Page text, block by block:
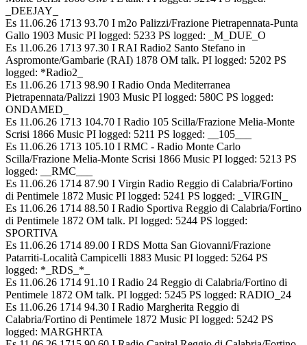
_DEEJAY_
Es 11.06.26 1713 93.70 I m2o Palizzi/Frazione Pietrapennata-Punta
Gallo 1903 Music PI logged: 5233 PS logged: _M_DUE_O
Es 11.06.26 1713 97.30 I RAI Radio2 Santo Stefano in
Aspromonte/Gambarie (RAI) 1878 OM talk. PI logged: 5202 PS
logged: *Radio2_
Es 11.06.26 1713 98.90 I Radio Onda Mediterranea
Pietrapennata/Palizzi 1903 Music PI logged: 580C PS logged:
ONDAMED_
Es 11.06.26 1713 104.70 I Radio 105 Scilla/Frazione Melia-Monte
Scrisi 1866 Music PI logged: 5211 PS logged: __105___
Es 11.06.26 1713 105.10 I RMC - Radio Monte Carlo
Scilla/Frazione Melia-Monte Scrisi 1866 Music PI logged: 5213 PS
logged: __RMC___
Es 11.06.26 1714 87.90 I Virgin Radio Reggio di Calabria/Fortino
di Pentimele 1872 Music PI logged: 5241 PS logged: _VIRGIN_
Es 11.06.26 1714 88.50 I Radio Sportiva Reggio di Calabria/Fortino
di Pentimele 1872 OM talk. PI logged: 5244 PS logged:
SPORTIVA
Es 11.06.26 1714 89.00 I RDS Motta San Giovanni/Frazione
Patarriti-Località Campicelli 1883 Music PI logged: 5264 PS
logged: *_RDS_*_
Es 11.06.26 1714 91.10 I Radio 24 Reggio di Calabria/Fortino di
Pentimele 1872 OM talk. PI logged: 5245 PS logged: RADIO_24
Es 11.06.26 1714 94.30 I Radio Margherita Reggio di
Calabria/Fortino di Pentimele 1872 Music PI logged: 5242 PS
logged: MARGHRTA